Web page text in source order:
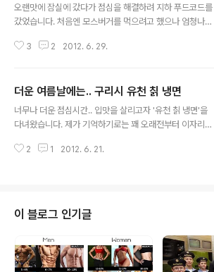
오랜맛에 잠실에 갔다가 점심을 해결하려 지하 푸드코드를
갔었습니다. 처음엔 모스버거를 먹으려고 했으나 엄청나게
하다 '콤보2 (5,500원)'을 주문. 브리또 수프림, 소프트 타
리에 앉아서 벨이 울릴때마다 주문번호를 확인... 드디어 제
차례가 와서 음식을 받아왔습니다. 보통맛 소스에 음료는
사이다(리필가능)를 선택.. 먼저 또르띠아 안에 다진쇠고기
'브리또 수프림'.. 그 미국 콩 통조림(이름이 생각안나네요 -
3 2 2012. 6. 29.
더운 여름날에는.. 구리시 유천 칡 냉면
너무나 더운 점심시간.. 입맛을 살리고자 '유천 칡 냉면'을
다녀왔습니다. 제가 기억하기로는 꽤 오래전부터 이자리에
임에도 손님들이 계속 오시더군요. 꽤 오래전에는 TV에도
요. 맛은 있지만, 사이즈가 다른집 왕만두에 비해 10%는
작은 느낌.. 비빔냉면 등장.. 아 다른건 모르겠고, 시원하게
살얼음 띄운 육수를 살짝 넣어 쓱쓱 비벼먹으니 지친 여름
에 활력소!! 오장동같은 제대로된 냉면과 분식집 냉면의 중
간 단계(?)이며, 칡이 들어가 검은 면이 찰지게 양념에 감겨
2 1 2012. 6. 21.
이 블로그 인기글